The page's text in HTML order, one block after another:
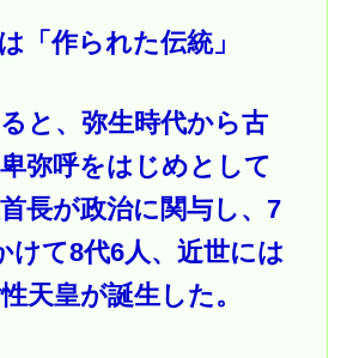
「作られた伝統」
と、弥生時代から古
弥呼をはじめとして
長が政治に関与し、7
けて8代6人、近世には
天皇が誕生した。